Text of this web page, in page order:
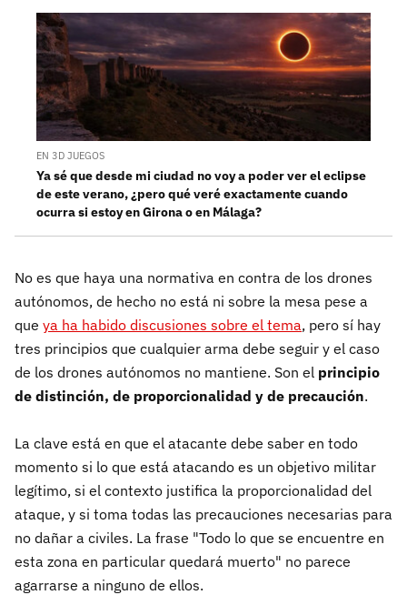
EN 3D JUEGOS
Ya sé que desde mi ciudad no voy a poder ver el eclipse
de este verano, ¿pero qué veré exactamente cuando
ocurra si estoy en Girona o en Málaga?
No es que haya una normativa en contra de los drones
autónomos, de hecho no está ni sobre la mesa pese a
que ya ha habido discusiones sobre el tema, pero sí hay
tres principios que cualquier arma debe seguir y el caso
de los drones autónomos no mantiene. Son el principio
de distinción, de proporcionalidad y de precaución.
La clave está en que el atacante debe saber en todo
momento si lo que está atacando es un objetivo militar
legítimo, si el contexto justifica la proporcionalidad del
ataque, y si toma todas las precauciones necesarias para
no dañar a civiles. La frase "Todo lo que se encuentre en
esta zona en particular quedará muerto" no parece
agarrarse a ninguno de ellos.